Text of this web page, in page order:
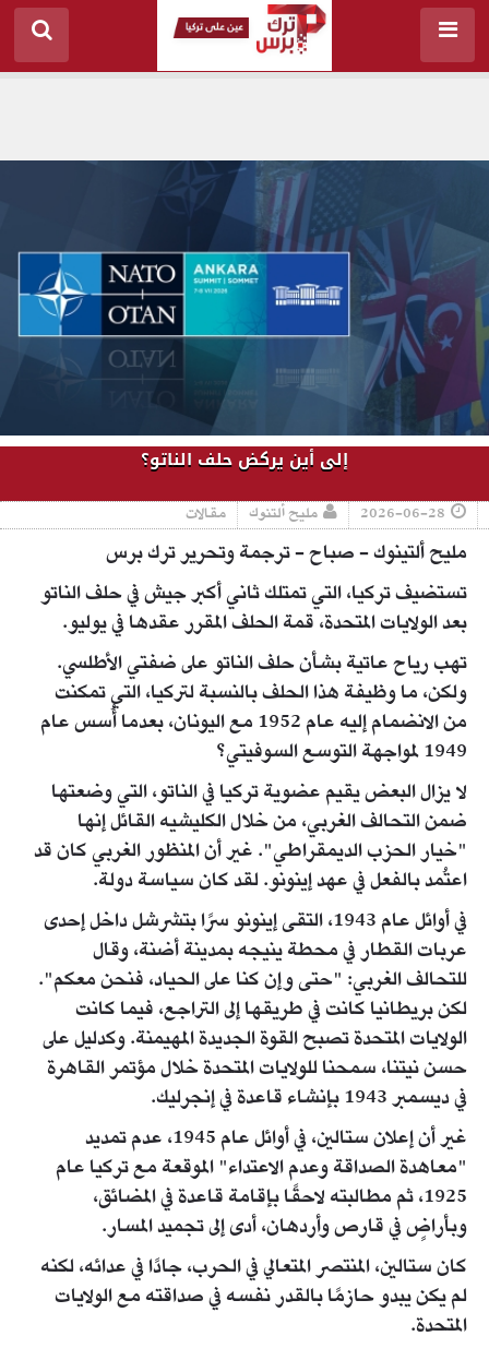
إلى أين يركض حلف الناتو؟
2026-06-28 مليح ألتنوك مقالات
مليح ألتينوك - صباح - ترجمة وتحرير ترك برس
تستضيف تركيا، التي تمتلك ثاني أكبر جيش في حلف الناتو
بعد الولايات المتحدة، قمة الحلف المقرر عقدها في يوليو.
تهب رياح عاتية بشأن حلف الناتو على ضفتي الأطلسي.
ولكن، ما وظيفة هذا الحلف بالنسبة لتركيا، التي تمكنت
من الانضمام إليه عام 1952 مع اليونان، بعدما أُسس عام
1949 لمواجهة التوسع السوفيتي؟
لا يزال البعض يقيم عضوية تركيا في الناتو، التي وضعتها
ضمن التحالف الغربي، من خلال الكليشيه القائل إنها
"خيار الحزب الديمقراطي". غير أن المنظور الغربي كان قد
اعتُمد بالفعل في عهد إينونو. لقد كان سياسة دولة.
في أوائل عام 1943، التقى إينونو سرًا بتشرشل داخل إحدى
عربات القطار في محطة ينيجه بمدينة أضنة، وقال
للتحالف الغربي: "حتى وإن كنا على الحياد، فنحن معكم".
لكن بريطانيا كانت في طريقها إلى التراجع، فيما كانت
الولايات المتحدة تصبح القوة الجديدة المهيمنة. وكدليل على
حسن نيتنا، سمحنا للولايات المتحدة خلال مؤتمر القاهرة
في ديسمبر 1943 بإنشاء قاعدة في إنجرليك.
غير أن إعلان ستالين، في أوائل عام 1945، عدم تمديد
"معاهدة الصداقة وعدم الاعتداء" الموقعة مع تركيا عام
1925، ثم مطالبته لاحقًا بإقامة قاعدة في المضائق،
وبأراضٍ في قارص وأردهان، أدى إلى تجميد المسار.
كان ستالين، المنتصر المتعالي في الحرب، جادًا في عدائه، لكنه
لم يكن يبدو حازمًا بالقدر نفسه في صداقته مع الولايات
المتحدة.